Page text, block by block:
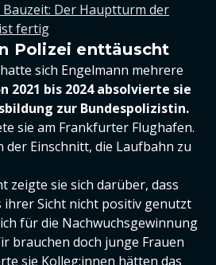
Bauzeit: Der Hauptturm der
fertig
Polizei enttäuscht
sich Engelmann mehrere
2021 bis 2024 absolvierte sie
zur Bundespolizistin.
sie am Frankfurter Flughafen.
Einschnitt, die Laufbahn zu
zeigte sie sich darüber, dass
Sicht nicht positiv genutzt
für die Nachwuchsgewinnung
brauchen doch junge Frauen
sie Kolleg:innen hätten das